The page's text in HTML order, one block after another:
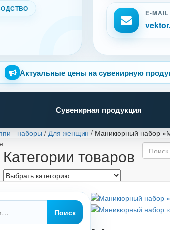
E-MAIL
Актуальные цены на сувенирную
Сувенирная продукция
- наборы / Для женщин / Маникюрный набор
Категории товаров
Поиск